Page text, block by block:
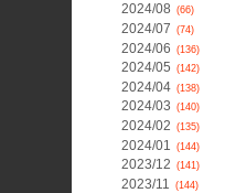
2024/08 (66)
2024/07 (74)
2024/06 (136)
2024/05 (142)
2024/04 (138)
2024/03 (140)
2024/02 (135)
2024/01 (144)
2023/12 (141)
2023/11 (144)